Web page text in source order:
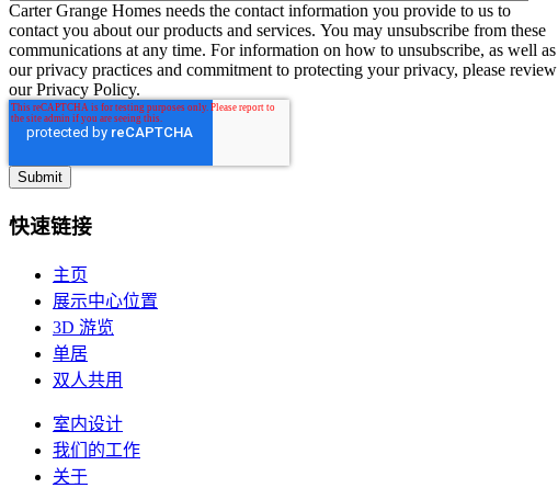
Carter Grange Homes needs the contact information you provide to us to
contact you about our products and services. You may unsubscribe from these
communications at any time. For information on how to unsubscribe, as well as
our privacy practices and commitment to protecting your privacy, please review
our Privacy Policy.
快速链接
主页
展示中心位置
3D 游览
单居
双人共用
室内设计
我们的工作
关于